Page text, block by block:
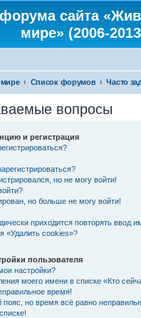
сайта
мире» (2006-
Список форумов Часто
вопросы
и регистрация
но не могу войти!
но больше не могу войти!
приходится повторять ввод
«Удалить cookies»?
пользователя
настройки?
моего имени в списке «Кто
время!
пояс, но время всё равно